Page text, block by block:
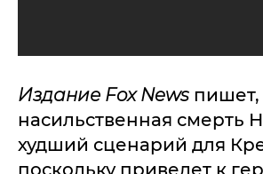
Издание Fox News пишет,
насильственная смерть
худший сценарий для
поскольку приведет к